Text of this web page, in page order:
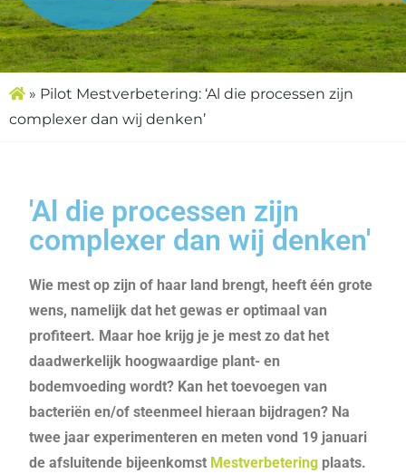
» Pilot Mestverbetering: ‘Al die processen zijn
complexer dan wij denken’
'Al die processen zijn
complexer dan wij denken'
Wie mest op zijn of haar land brengt, heeft één grote
wens, namelijk dat het gewas er optimaal van
profiteert. Maar hoe krijg je je mest zo dat het
daadwerkelijk hoogwaardige plant- en
bodemvoeding wordt? Kan het toevoegen van
bacteriën en/of steenmeel hieraan bijdragen? Na
twee jaar experimenteren en meten vond 19 januari
de afsluitende bijeenkomst Mestverbetering plaats.